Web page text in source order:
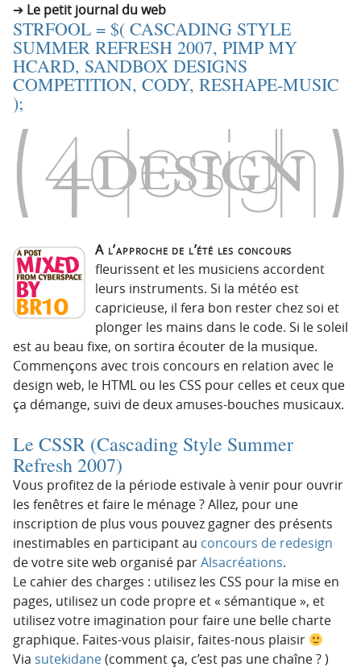
a
t
i
o
n
p
c
a
a
u
c
o
n
t
n
Le petit journal du web
STRFOOL = $( CASCADING STYLE
SUMMER REFRESH 2007, PIMP MY
HCARD, SANDBOX DESIGNS
COMPETITION, CODY, RESHAPE-MUSIC
);
A l’approche de l’été les concours
fleurissent et les musiciens accordent
leurs instruments. Si la météo est
capricieuse, il fera bon rester chez soi et
plonger les mains dans le code. Si le soleil
est au beau fixe, on sortira écouter de la musique.
Commençons avec trois concours en relation avec le
design web, le HTML ou les CSS pour celles et ceux que
ça démange, suivi de deux amuses-bouches musicaux.
Le CSSR (Cascading Style Summer
Refresh 2007)
Vous profitez de la période estivale à venir pour ouvrir
les fenêtres et faire le ménage ? Allez, pour une
inscription de plus vous pouvez gagner des présents
inestimables en participant au concours de redesign
de votre site web organisé parAlsacréations.
Le cahier des charges : utilisez les CSS pour la mise en
pages, utilisez un code propre et « sémantique », et
utilisez votre imagination pour faire une belle charte
graphique. Faites-vous plaisir, faites-nous plaisir
Via sutekidane(comment ça, c’est pas une chaîne ? )